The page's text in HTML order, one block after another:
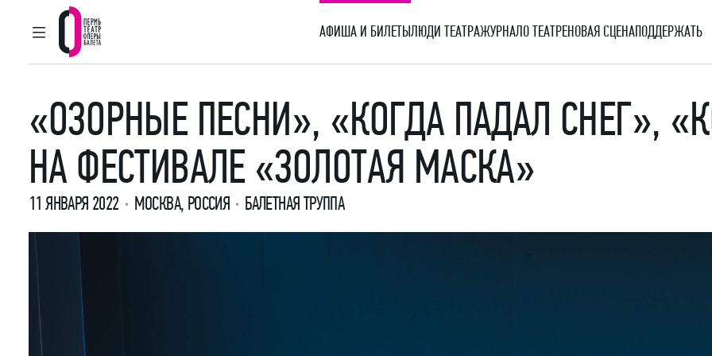
ГЛАВНОЕ МЕНЮ
Пермский театр оперы и балета
АФИША И БИЛЕТЫЛЮДИ ТЕАТРАЖУРНАЛО ТЕАТРЕНОВАЯ СЦЕНАПОДДЕРЖАТЬ
«ОЗОРНЫЕ ПЕСНИ», «КОГДА ПАДАЛ СНЕГ»,
НА ФЕСТИВАЛЕ «ЗОЛОТАЯ МАСКА»
11 ЯНВАРЯ 2022 МОСКВА, РОССИЯ БАЛЕТНАЯ ТРУППА